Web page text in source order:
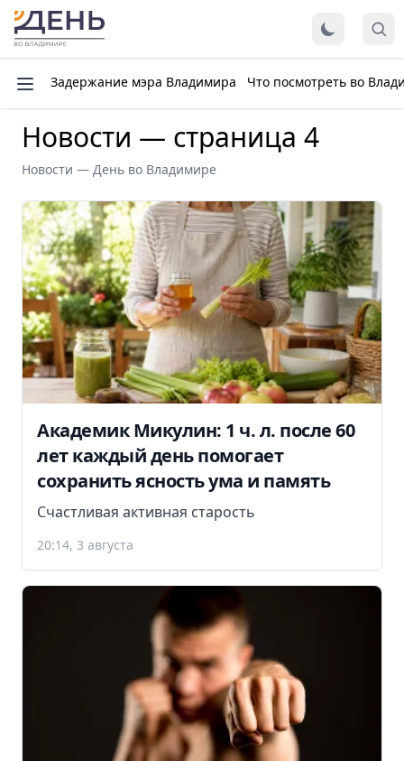
Задержание мэра Владимира Что посмотреть во
Новости — страница 4
Новости — День во Владимире
Академик Микулин: 1 ч. л. после 60
лет каждый день помогает
сохранить ясность ума и память
Счастливая активная старость
20:14, 3 августа